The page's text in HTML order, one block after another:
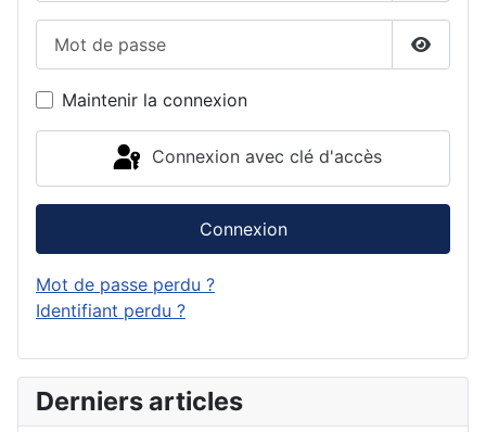
Maintenir la connexion
Connexion avec clé d'accès
Connexion
Mot de passe perdu ?
Identifiant perdu ?
Derniers articles